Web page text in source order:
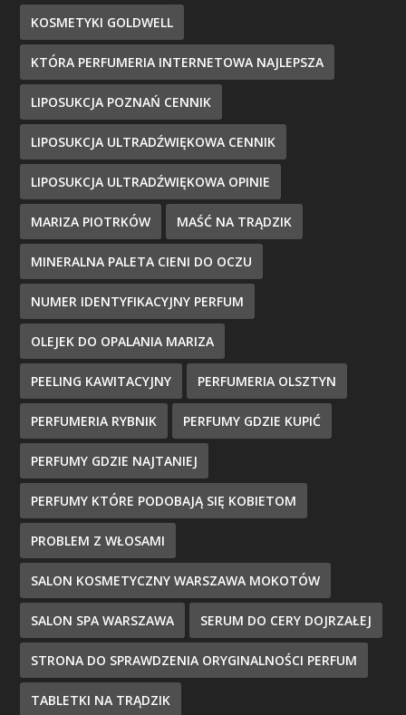
KOSMETYKI GOLDWELL
KTÓRA PERFUMERIA INTERNETOWA NAJLEPSZA
LIPOSUKCJA POZNAŃ CENNIK
LIPOSUKCJA ULTRADŹWIĘKOWA CENNIK
LIPOSUKCJA ULTRADŹWIĘKOWA OPINIE
MARIZA PIOTRKÓW MAŚĆ NA TRĄDZIK
MINERALNA PALETA CIENI DO OCZU
NUMER IDENTYFIKACYJNY PERFUM
OLEJEK DO OPALANIA MARIZA
PEELING KAWITACYJNY PERFUMERIA OLSZTYN
PERFUMERIA RYBNIK PERFUMY GDZIE KUPIĆ
PERFUMY GDZIE NAJTANIEJ
PERFUMY KTÓRE PODOBAJĄ SIĘ KOBIETOM
PROBLEM Z WŁOSAMI
SALON KOSMETYCZNY WARSZAWA MOKOTÓW
SALON SPA WARSZAWA SERUM DO CERY DOJRZAŁEJ
STRONA DO SPRAWDZENIA ORYGINALNOŚCI PERFUM
TABLETKI NA TRĄDZIK